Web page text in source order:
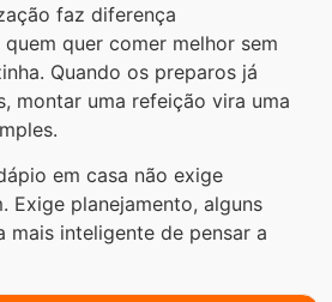
faz diferença
quer comer melhor sem
Quando os preparos já
montar uma refeição vira uma
em casa não exige
Exige planejamento, alguns
mais inteligente de pensar a